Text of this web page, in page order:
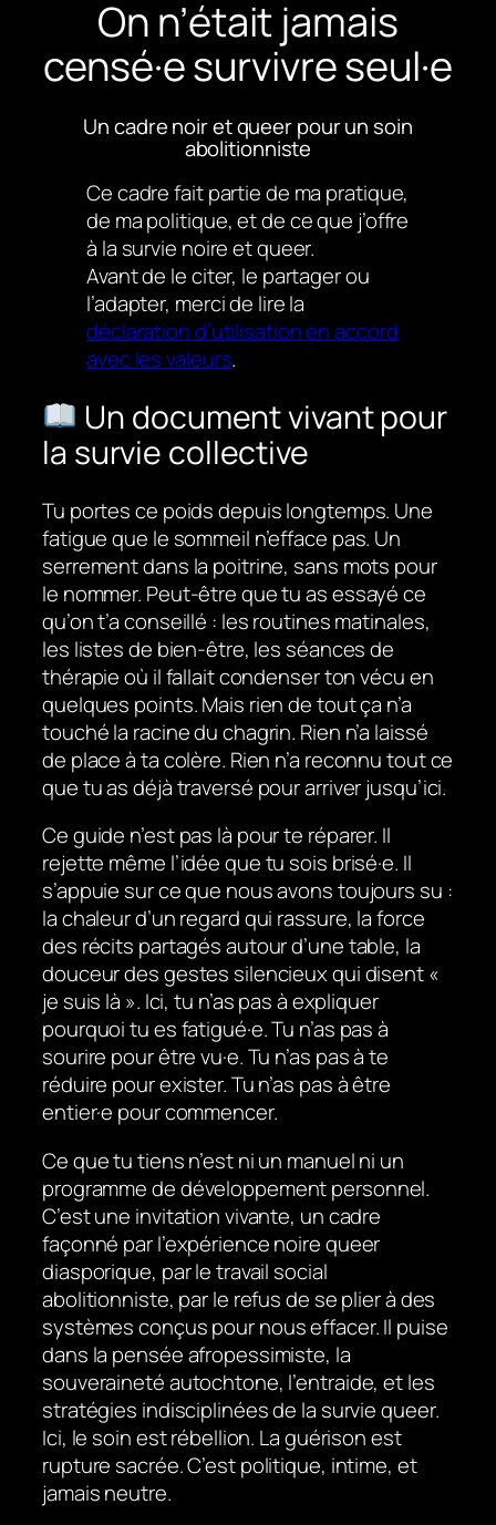
On n’était jamais
censé·e survivre seul·e
Un cadre noir et queer pour un soin
abolitionniste
Ce cadre fait partie de ma pratique,
de ma politique, et de ce que j’offre
à la survie noire et queer.
Avant de le citer, le partager ou
l’adapter, merci de lire la
déclaration d’utilisation en accord
avec les valeurs.
Un document vivant pour
la survie collective
Tu portes ce poids depuis longtemps. Une
fatigue que le sommeil n’efface pas. Un
serrement dans la poitrine, sans mots pour
le nommer. Peut-être que tu as essayé ce
qu’on t’a conseillé : les routines matinales,
les listes de bien-être, les séances de
thérapie où il fallait condenser ton vécu en
quelques points. Mais rien de tout ça n’a
touché la racine du chagrin. Rien n’a laissé
de place à ta colère. Rien n’a reconnu tout ce
que tu as déjà traversé pour arriver jusqu’ici.
Ce guide n’est pas là pour te réparer. Il
rejette même l’idée que tu sois brisé·e. Il
s’appuie sur ce que nous avons toujours su :
la chaleur d’un regard qui rassure, la force
des récits partagés autour d’une table, la
douceur des gestes silencieux qui disent «
je suis là ». Ici, tu n’as pas à expliquer
pourquoi tu es fatigué·e. Tu n’as pas à
sourire pour être vu·e. Tu n’as pas à te
réduire pour exister. Tu n’as pas à être
entier·e pour commencer.
Ce que tu tiens n’est ni un manuel ni un
programme de développement personnel.
C’est une invitation vivante, un cadre
façonné par l’expérience noire queer
diasporique, par le travail social
abolitionniste, par le refus de se plier à des
systèmes conçus pour nous effacer. Il puise
dans la pensée afropessimiste, la
souveraineté autochtone, l’entraide, et les
stratégies indisciplinées de la survie queer.
Ici, le soin est rébellion. La guérison est
rupture sacrée. C’est politique, intime, et
jamais neutre.